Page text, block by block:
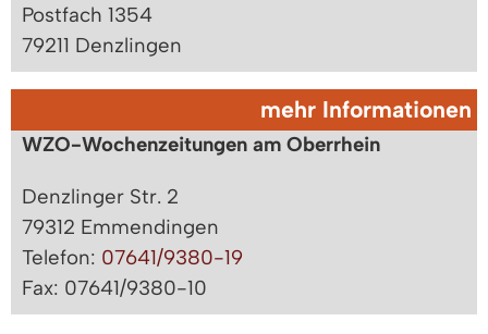
Postfach 1354
79211 Denzlingen
mehr Informationen
WZO-Wochenzeitungen am Oberrhein
Denzlinger Str. 2
79312 Emmendingen
Telefon: 07641/9380-19
Fax: 07641/9380-10